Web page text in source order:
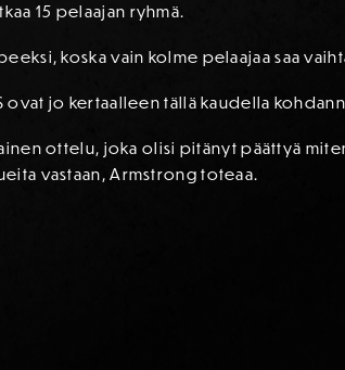
15 pelaajan ryhmä.
koska vain kolme pelaajaa saa
ovat jo kertaalleen tällä kaudella
ottelu, joka olisi pitänyt päättyä
vastaan, Armstrong toteaa.
EDELLISEEN